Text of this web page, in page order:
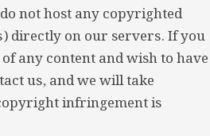
not host any copyrighted
directly on our servers. If you
any content and wish to have
us, and we will take
infringement is